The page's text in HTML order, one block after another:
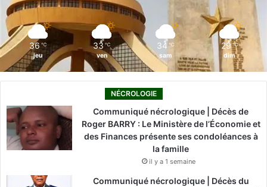
k
n
36 ℃
jeu
33 ℃
ven
34 ℃
sam
29 ℃
dim
NÉCROLOGIE
Communiqué nécrologique | Décès de
Roger BARRY : Le Ministère de l’Économie et
des Finances présente ses condoléances à
la famille
il y a 1 semaine
Communiqué nécrologique | Décès du